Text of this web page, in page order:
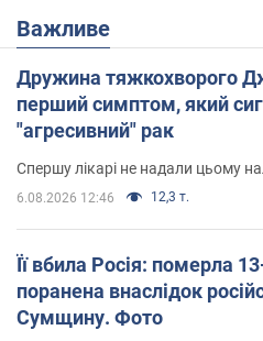
Важливе
Дружина тяжкохворого
перший симптом, який
"агресивний" рак
Спершу лікарі не надали цьому
6.08.2026 12:46 12,3 т.
Її вбила Росія: померла
поранена внаслідок
Сумщину. Фото